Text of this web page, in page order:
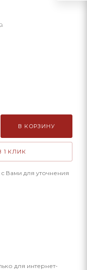
В КОРЗИНУ
1 КЛИК
Вами для уточнения
для интернет-